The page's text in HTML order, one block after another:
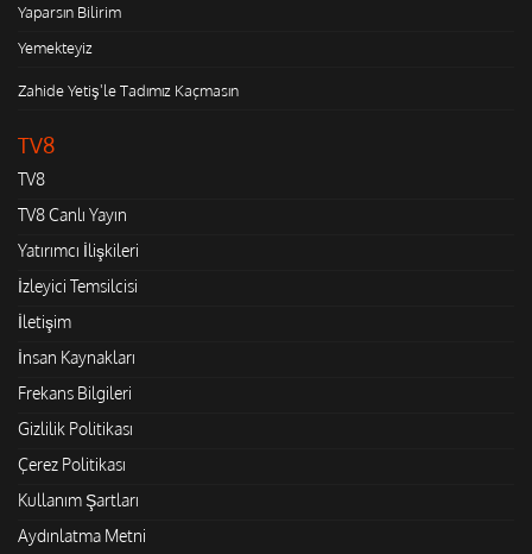
Yaparsın Bilirim
Yemekteyiz
Zahide Yetiş'le Tadımız Kaçmasın
TV8
TV8
TV8 Canlı Yayın
Yatırımcı İlişkileri
İzleyici Temsilcisi
İletişim
İnsan Kaynakları
Frekans Bilgileri
Gizlilik Politikası
Çerez Politikası
Kullanım Şartları
Aydınlatma Metni